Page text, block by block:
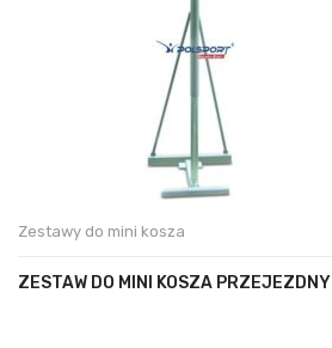
Zestawy do mini kosza
ZESTAW DO MINI KOSZA PRZEJEZDNY